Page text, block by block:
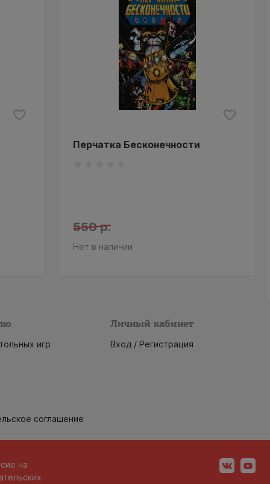
Перчатка Бесконечности
550 р.
Нет в наличии
игр
соглашение
Личный кабинет
Вход / Регистрация
на